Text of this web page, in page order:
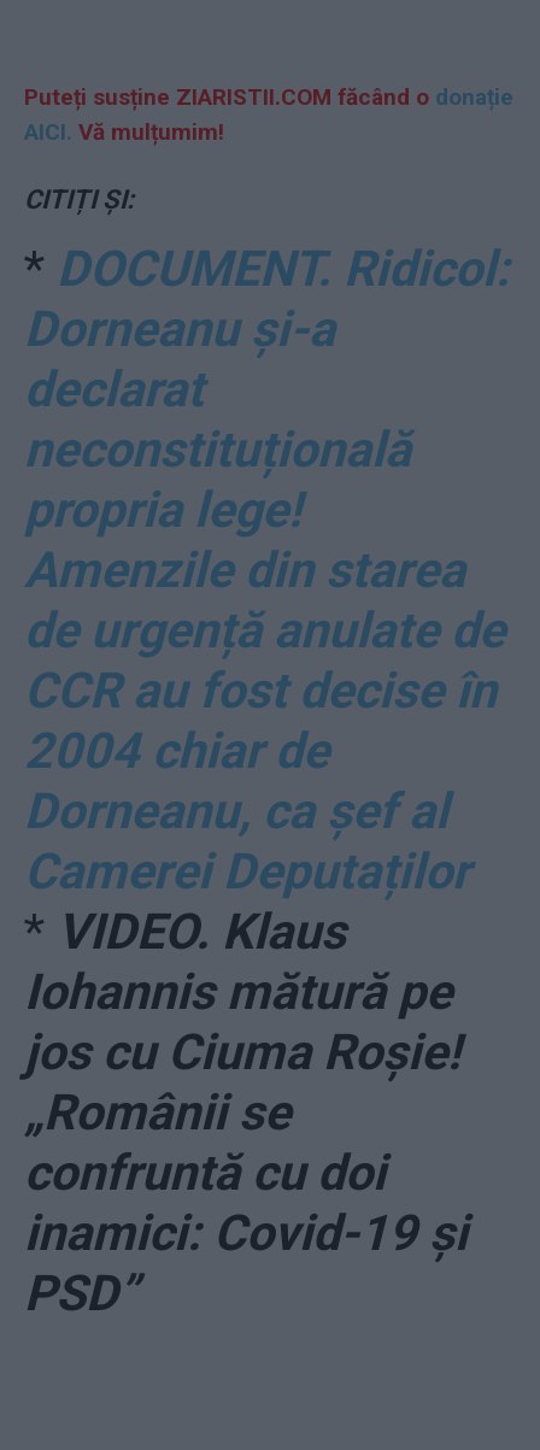
Puteți susține ZIARISTII.COM făcând o donație
AICI. Vă mulțumim!
CITIȚI ȘI:
* DOCUMENT. Ridicol:
Dorneanu și-a
declarat
neconstituțională
propria lege!
Amenzile din starea
de urgență anulate de
CCR au fost decise în
2004 chiar de
Dorneanu, ca șef al
Camerei Deputaților
* VIDEO. Klaus
Iohannis mătură pe
jos cu Ciuma Roșie!
„Românii se
confruntă cu doi
inamici: Covid-19 și
PSD”